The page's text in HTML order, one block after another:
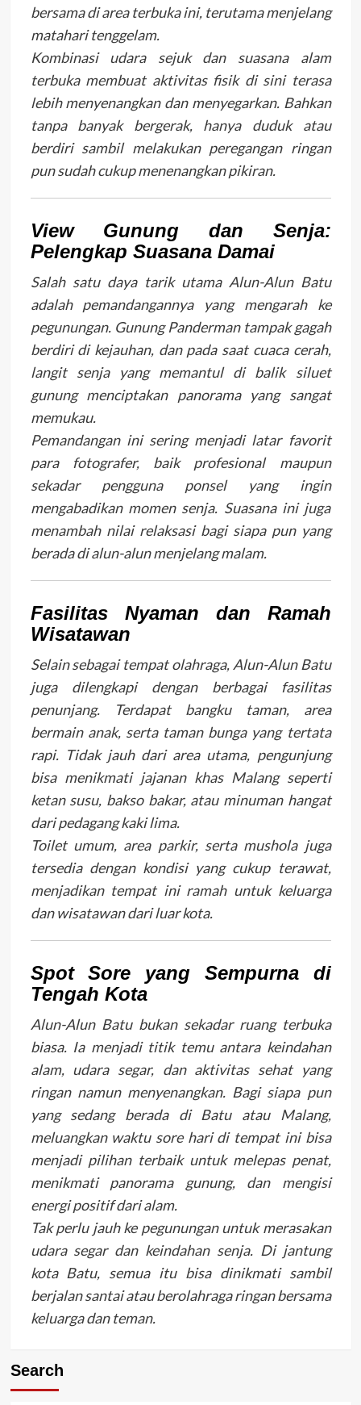
bersama di area terbuka ini, terutama menjelang
matahari tenggelam.
Kombinasi udara sejuk dan suasana alam
terbuka membuat aktivitas fisik di sini terasa
lebih menyenangkan dan menyegarkan. Bahkan
tanpa banyak bergerak, hanya duduk atau
berdiri sambil melakukan peregangan ringan
pun sudah cukup menenangkan pikiran.
View Gunung dan Senja:
Pelengkap Suasana Damai
Salah satu daya tarik utama Alun-Alun Batu
adalah pemandangannya yang mengarah ke
pegunungan. Gunung Panderman tampak gagah
berdiri di kejauhan, dan pada saat cuaca cerah,
langit senja yang memantul di balik siluet
gunung menciptakan panorama yang sangat
memukau.
Pemandangan ini sering menjadi latar favorit
para fotografer, baik profesional maupun
sekadar pengguna ponsel yang ingin
mengabadikan momen senja. Suasana ini juga
menambah nilai relaksasi bagi siapa pun yang
berada di alun-alun menjelang malam.
Fasilitas Nyaman dan Ramah
Wisatawan
Selain sebagai tempat olahraga, Alun-Alun Batu
juga dilengkapi dengan berbagai fasilitas
penunjang. Terdapat bangku taman, area
bermain anak, serta taman bunga yang tertata
rapi. Tidak jauh dari area utama, pengunjung
bisa menikmati jajanan khas Malang seperti
ketan susu, bakso bakar, atau minuman hangat
dari pedagang kaki lima.
Toilet umum, area parkir, serta mushola juga
tersedia dengan kondisi yang cukup terawat,
menjadikan tempat ini ramah untuk keluarga
dan wisatawan dari luar kota.
Spot Sore yang Sempurna di
Tengah Kota
Alun-Alun Batu bukan sekadar ruang terbuka
biasa. Ia menjadi titik temu antara keindahan
alam, udara segar, dan aktivitas sehat yang
ringan namun menyenangkan. Bagi siapa pun
yang sedang berada di Batu atau Malang,
meluangkan waktu sore hari di tempat ini bisa
menjadi pilihan terbaik untuk melepas penat,
menikmati panorama gunung, dan mengisi
energi positif dari alam.
Tak perlu jauh ke pegunungan untuk merasakan
udara segar dan keindahan senja. Di jantung
kota Batu, semua itu bisa dinikmati sambil
berjalan santai atau berolahraga ringan bersama
keluarga dan teman.
Search